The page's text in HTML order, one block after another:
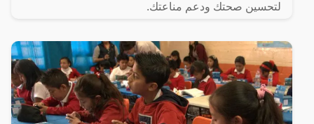
لتحسين صحتك ودعم مناعتك.